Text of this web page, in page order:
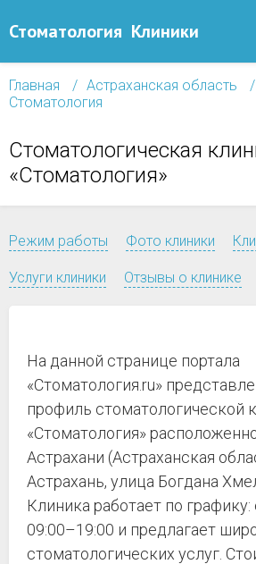
Стоматология Клиники
Главная Астраханская область
Стоматология
Стоматологическая
«Стоматология»
Режим работы Фото клиники
Услуги клиники Отзывы о клинике
На данной странице портала
«Стоматология.ru»
профиль стоматологической
«Стоматология»
Астрахани (Астраханская
Астрахань, улица Богдана
Клиника работает по
09:00–19:00 и предлагает
стоматологических услуг.